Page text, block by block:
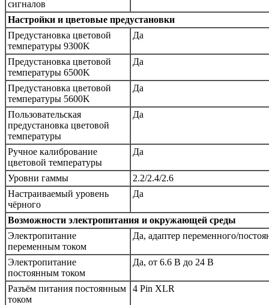
сигналов
Настройки и цветовые предустановки
Предустановка цветовой
температуры 9300K
Да
Предустановка цветовой
температуры 6500K
Да
Предустановка цветовой
температуры 5600K
Да
Пользовательская
предустановка цветовой
температуры
Да
Ручное калибрование
цветовой температуры
Да
Уровни гаммы
2.2/2.4/2.6
Настраиваемый уровень
чёрного
Да
Возможности электропитания и окружающей среды
Электропитание
переменным током
Да, адаптер переменного/
Электропитание
постоянным током
Да, от 6.6 В до 24 В
Разъём питания постоянным
током
4 Pin XLR